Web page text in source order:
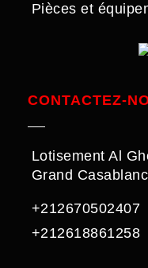
Pièces et
CONTACTEZ-
Lotisement Al
Grand
+212670502407
+212618861258